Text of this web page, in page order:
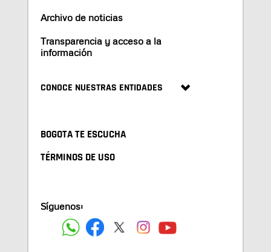
Archivo de noticias
Transparencia y acceso a la
información
CONOCE NUESTRAS ENTIDADES
BOGOTA TE ESCUCHA
TÉRMINOS DE USO
Síguenos: